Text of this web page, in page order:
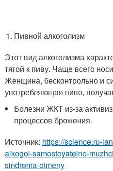
Пивной алкоголизм
Этот вид алкоголизма
тягой к пиву. Чаще всего
Женщина, бесконтрольно и
употребляющая пиво,
Болезни ЖКТ из-за
процессов брожения.
Источник: https://science.ru-
alkogol-samostoyatelno-
sindroma-otmeny